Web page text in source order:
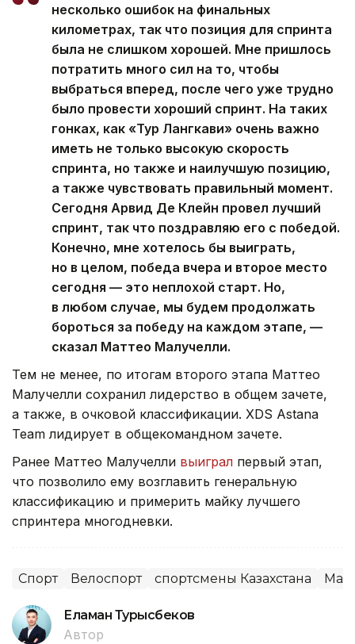
несколько ошибок на финальных
километрах, так что позиция для спринта
была не слишком хорошей. Мне пришлось
потратить много сил на то, чтобы
выбраться вперед, после чего уже трудно
было провести хороший спринт. На таких
гонках, как «Тур Лангкави» очень важно
иметь не только высокую скорость
спринта, но также и наилучшую позицию,
а также чувствовать правильный момент.
Сегодня Арвид Де Клейн провел лучший
спринт, так что поздравляю его с победой.
Конечно, мне хотелось бы выиграть,
но в целом, победа вчера и второе место
сегодня — это неплохой старт. Но,
в любом случае, мы будем продолжать
бороться за победу на каждом этапе, —
сказал Маттео Малучелли.
Тем не менее, по итогам второго этапа Маттео
Малучелли сохранил лидерство в общем зачете,
а также, в очковой классификации. XDS Astana
Team лидирует в общекомандном зачете.
Ранее Маттео Малучелли выиграл первый этап,
что позволило ему возглавить генеральную
классификацию и примерить майку лучшего
спринтера многодневки.
Спорт Велоспорт спортсмены Казахстана
Еламан Турысбеков
Автор